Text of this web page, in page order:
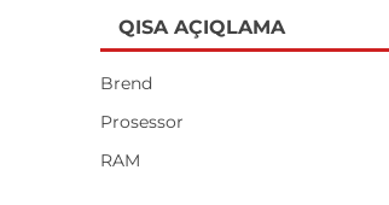
QISA AÇIQLAMA
Brend
Prosessor
RAM